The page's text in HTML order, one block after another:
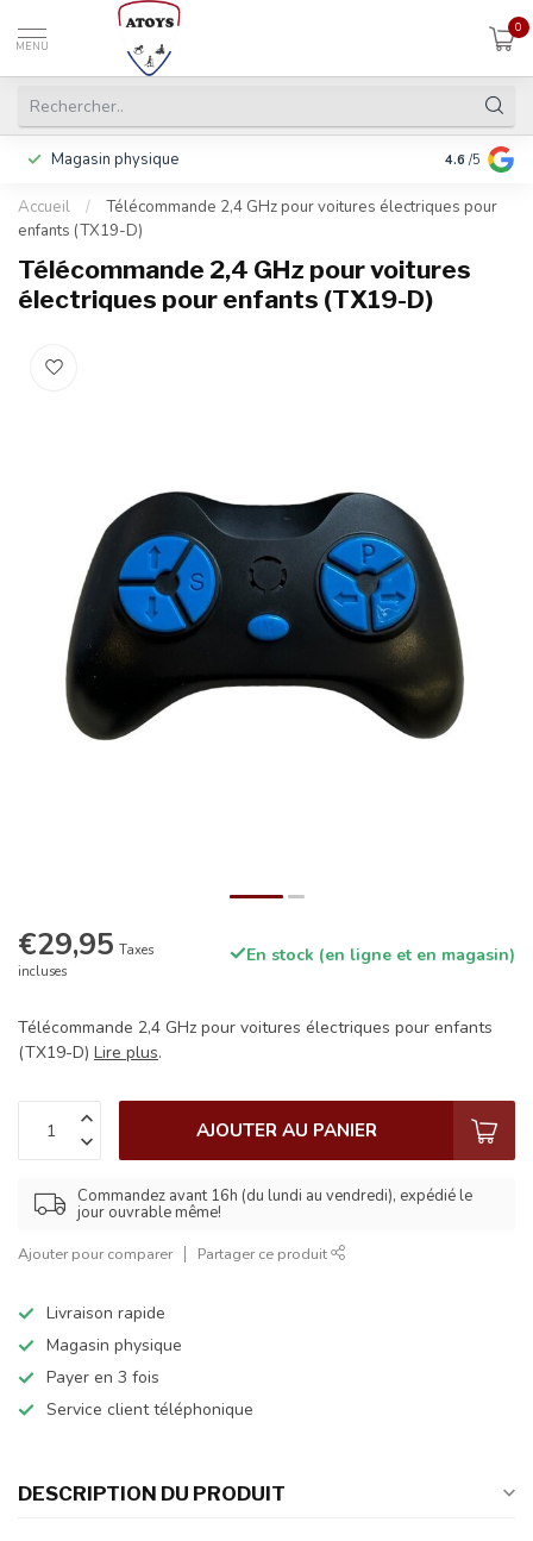
MENU
0
Magasin physique Payer en 3
4.6 /5
Accueil /
Télécommande 2,4 GHz pour voitures électriques pour
enfants (TX19-D)
Télécommande 2,4 GHz pour voitures
électriques pour enfants (TX19-D)
€29,95 Taxes
incluses
En stock (en ligne et en magasin)
Télécommande 2,4 GHz pour voitures électriques pour enfants
(TX19-D) Lire plus.
AJOUTER AU PANIER
Commandez avant 16h (du lundi au vendredi), expédié le
jour ouvrable même!
Ajouter pour comparer Partager ce produit
Livraison rapide
Magasin physique
Payer en 3 fois
Service client téléphonique
DESCRIPTION DU PRODUIT